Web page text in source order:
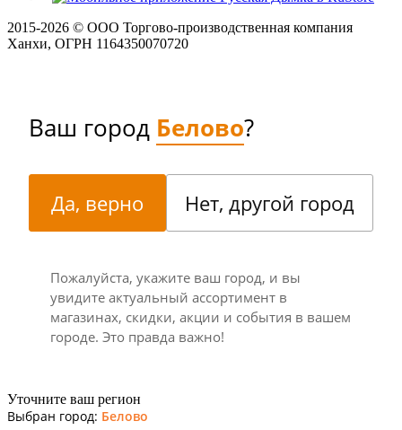
2015-2026 © ООО Торгово-производственная компания
Ханхи, ОГРН 1164350070720
Ваш город Белово?
Да, верно Нет, другой город
Пожалуйста, укажите ваш город, и вы
увидите актуальный ассортимент в
магазинах, скидки, акции и события в вашем
городе. Это правда важно!
Уточните ваш регион
Выбран город: Белово